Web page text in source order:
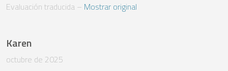
Evaluación traducida – Mostrar original
Karen
octubre de 2025